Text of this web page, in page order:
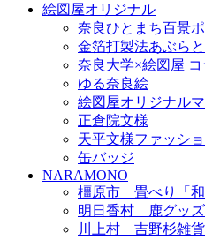
絵図屋オリジナル
奈良ひとまち百景
金箔打製法あぶら
奈良大学×絵図屋 コ
ゆる奈良絵
絵図屋オリジナル
正倉院文様
天平文様ファッシ
缶バッジ
NARAMONO
橿原市 畳べり「和
明日香村 鹿グッズ
川上村 吉野杉雑貨